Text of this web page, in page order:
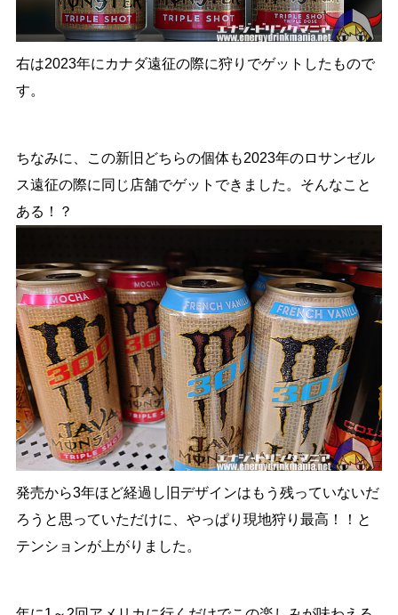
右は2023年にカナダ遠征の際に狩りでゲットしたもので
す。
ちなみに、この新旧どちらの個体も2023年のロサンゼル
ス遠征の際に同じ店舗でゲットできました。そんなこと
ある！？
発売から3年ほど経過し旧デザインはもう残っていないだ
ろうと思っていただけに、やっぱり現地狩り最高！！と
テンションが上がりました。